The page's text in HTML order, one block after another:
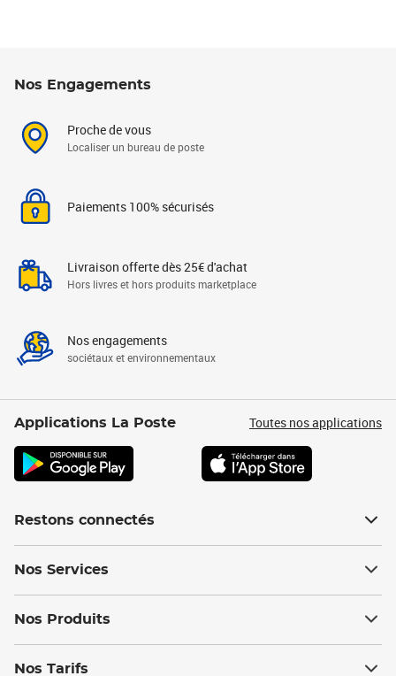
Nos Engagements
Proche de vous
Localiser un bureau de poste
Paiements 100% sécurisés
Livraison offerte dès 25€ d'achat
Hors livres et hors produits marketplace
Nos engagements
sociétaux et environnementaux
Applications La Poste Toutes nos applications
Restons connectés
Nos Services
Nos Produits
Nos Tarifs